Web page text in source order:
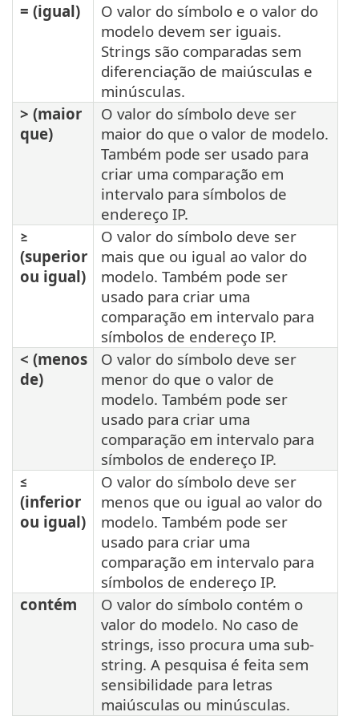
= (igual)
O valor do símbolo e o valor do
modelo devem ser iguais.
Strings são comparadas sem
diferenciação de maiúsculas e
minúsculas.
> (maior
que)
O valor do símbolo deve ser
maior do que o valor de modelo.
Também pode ser usado para
criar uma comparação em
intervalo para símbolos de
endereço IP.
≥
(superior
ou igual)
O valor do símbolo deve ser
mais que ou igual ao valor do
modelo. Também pode ser
usado para criar uma
comparação em intervalo para
símbolos de endereço IP.
< (menos
de)
O valor do símbolo deve ser
menor do que o valor de
modelo. Também pode ser
usado para criar uma
comparação em intervalo para
símbolos de endereço IP.
≤
(inferior
ou igual)
O valor do símbolo deve ser
menos que ou igual ao valor do
modelo. Também pode ser
usado para criar uma
comparação em intervalo para
símbolos de endereço IP.
contém
O valor do símbolo contém o
valor do modelo. No caso de
strings, isso procura uma sub-
string. A pesquisa é feita sem
sensibilidade para letras
maiúsculas ou minúsculas.